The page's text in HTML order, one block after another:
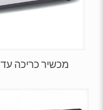
מכשיר כריכה עד 18 דף ניקוב CB-180